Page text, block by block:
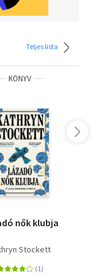
Teljes lista
KÖNYV
nők klubja
Stockett